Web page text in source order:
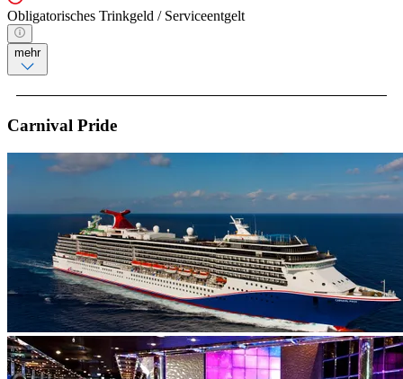
Obligatorisches Trinkgeld / Serviceentgelt
mehr
Carnival Pride